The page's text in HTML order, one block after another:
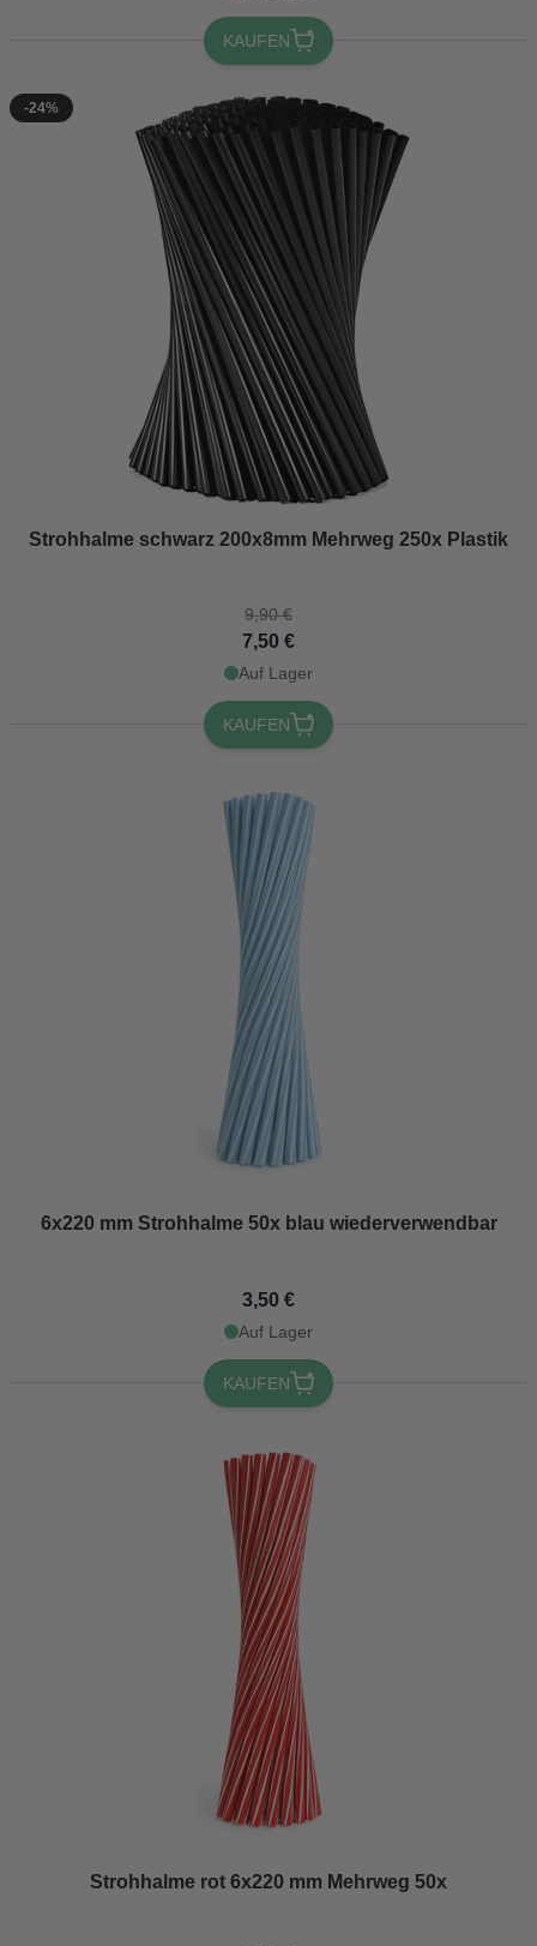
KAUFEN
-24%
Strohhalme schwarz 200x8mm Mehrweg 250x Plastik
The price depends on the options chosen on the product page
9,90 €
7,50 €
Auf Lager
KAUFEN
6x220 mm Strohhalme 50x blau wiederverwendbar
3,50 €
Auf Lager
KAUFEN
Strohhalme rot 6x220 mm Mehrweg 50x